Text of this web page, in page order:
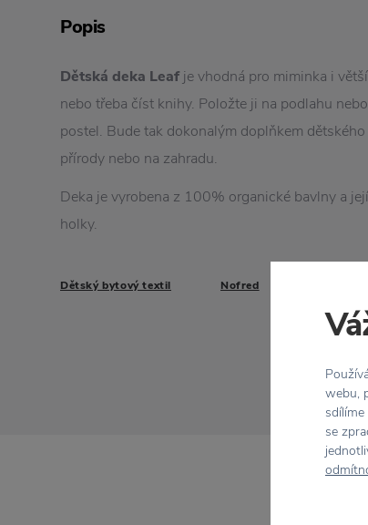
Popis
Dětská deka Leaf je vhodná pro miminka i
nebo třeba číst knihy. Položte ji na podlahu
postel. Bude tak dokonalým doplňkem
přírody nebo na zahradu.
Deka je vyrobena z 100% organické bavlny a
holky.
Dětský bytový textil Nofred
webu,
se